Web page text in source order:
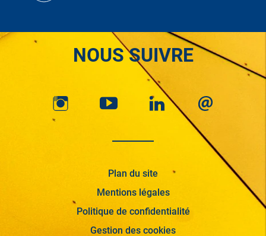
NOUS SUIVRE
Plan du site
Mentions légales
Politique de confidentialité
Gestion des cookies